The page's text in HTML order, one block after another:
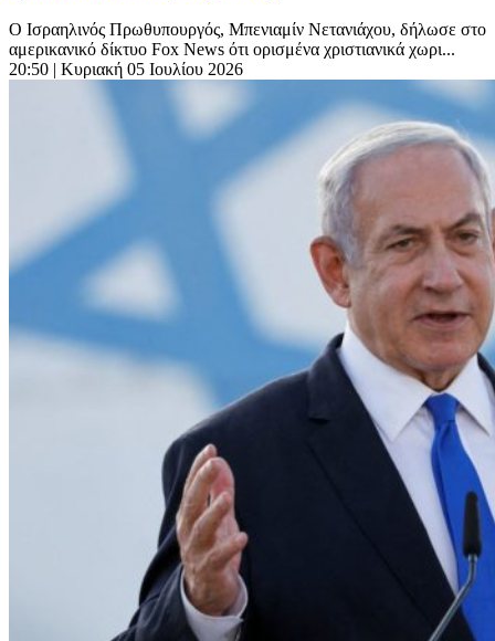
Ο Ισραηλινός Πρωθυπουργός, Μπενιαμίν Νετανιάχου, δήλωσε στο
αμερικανικό δίκτυο Fox News ότι ορισμένα χριστιανικά χωρι...
20:50 | Κυριακή 05 Ιουλίου 2026